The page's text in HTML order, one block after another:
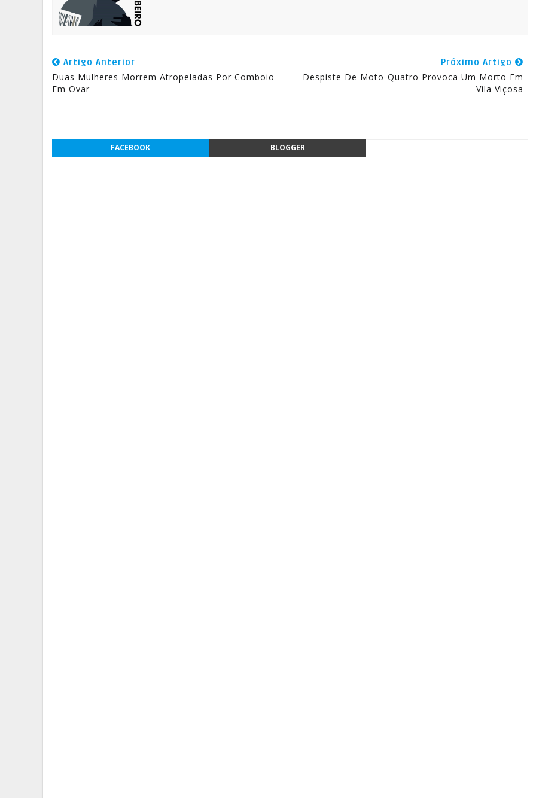
Artigo Anterior
Duas Mulheres Morrem Atropeladas Por Comboio
Em Ovar
Próximo Artigo
Despiste De Moto-Quatro Provoca Um Morto Em
Vila Viçosa
FACEBOOK BLOGGER